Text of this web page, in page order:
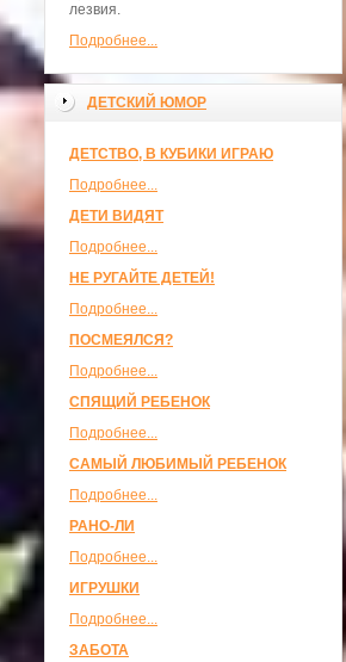
лезвия.
Подробнее...
ДЕТСКИЙ ЮМОР
ДЕТСТВО, В КУБИКИ ИГРАЮ
Подробнее...
ДЕТИ ВИДЯТ
Подробнее...
НЕ РУГАЙТЕ ДЕТЕЙ!
Подробнее...
ПОСМЕЯЛСЯ?
Подробнее...
СПЯЩИЙ РЕБЕНОК
Подробнее...
САМЫЙ ЛЮБИМЫЙ РЕБЕНОК
Подробнее...
РАНО-ЛИ
Подробнее...
ИГРУШКИ
Подробнее...
ЗАБОТА